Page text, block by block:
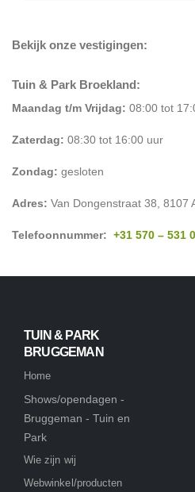
Bekijk onze vestigingen:
Tuin & Park Broekland:
Maandag t/m Vrijdag: 08:00 tot
Zaterdag: 08:30 tot 16:00 uur
Zondag: gesloten
Adres: Van Dongenstraat 38, 8107
Telefoonnummer: +31 570 – 531
TUIN & PARK
BRUGGEMAN
Home
Shows/opendagen -
Bruggeman - Tuin en
Park
Wie zijn wij
Webwinkel/producten